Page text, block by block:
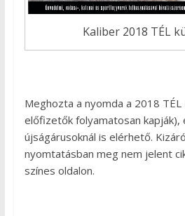
Kaliber 2018 TÉL
Meghozta a nyomda a 2018
előfizetők folyamatosan kapják),
újságárusoknál is elérhető.
nyomtatásban meg nem jelent
színes oldalon.